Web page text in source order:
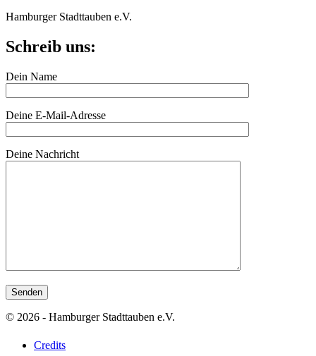
Hamburger Stadttauben e.V.
Schreib uns:
Dein Name
Deine E-Mail-Adresse
Deine Nachricht
© 2026 - Hamburger Stadttauben e.V.
Credits